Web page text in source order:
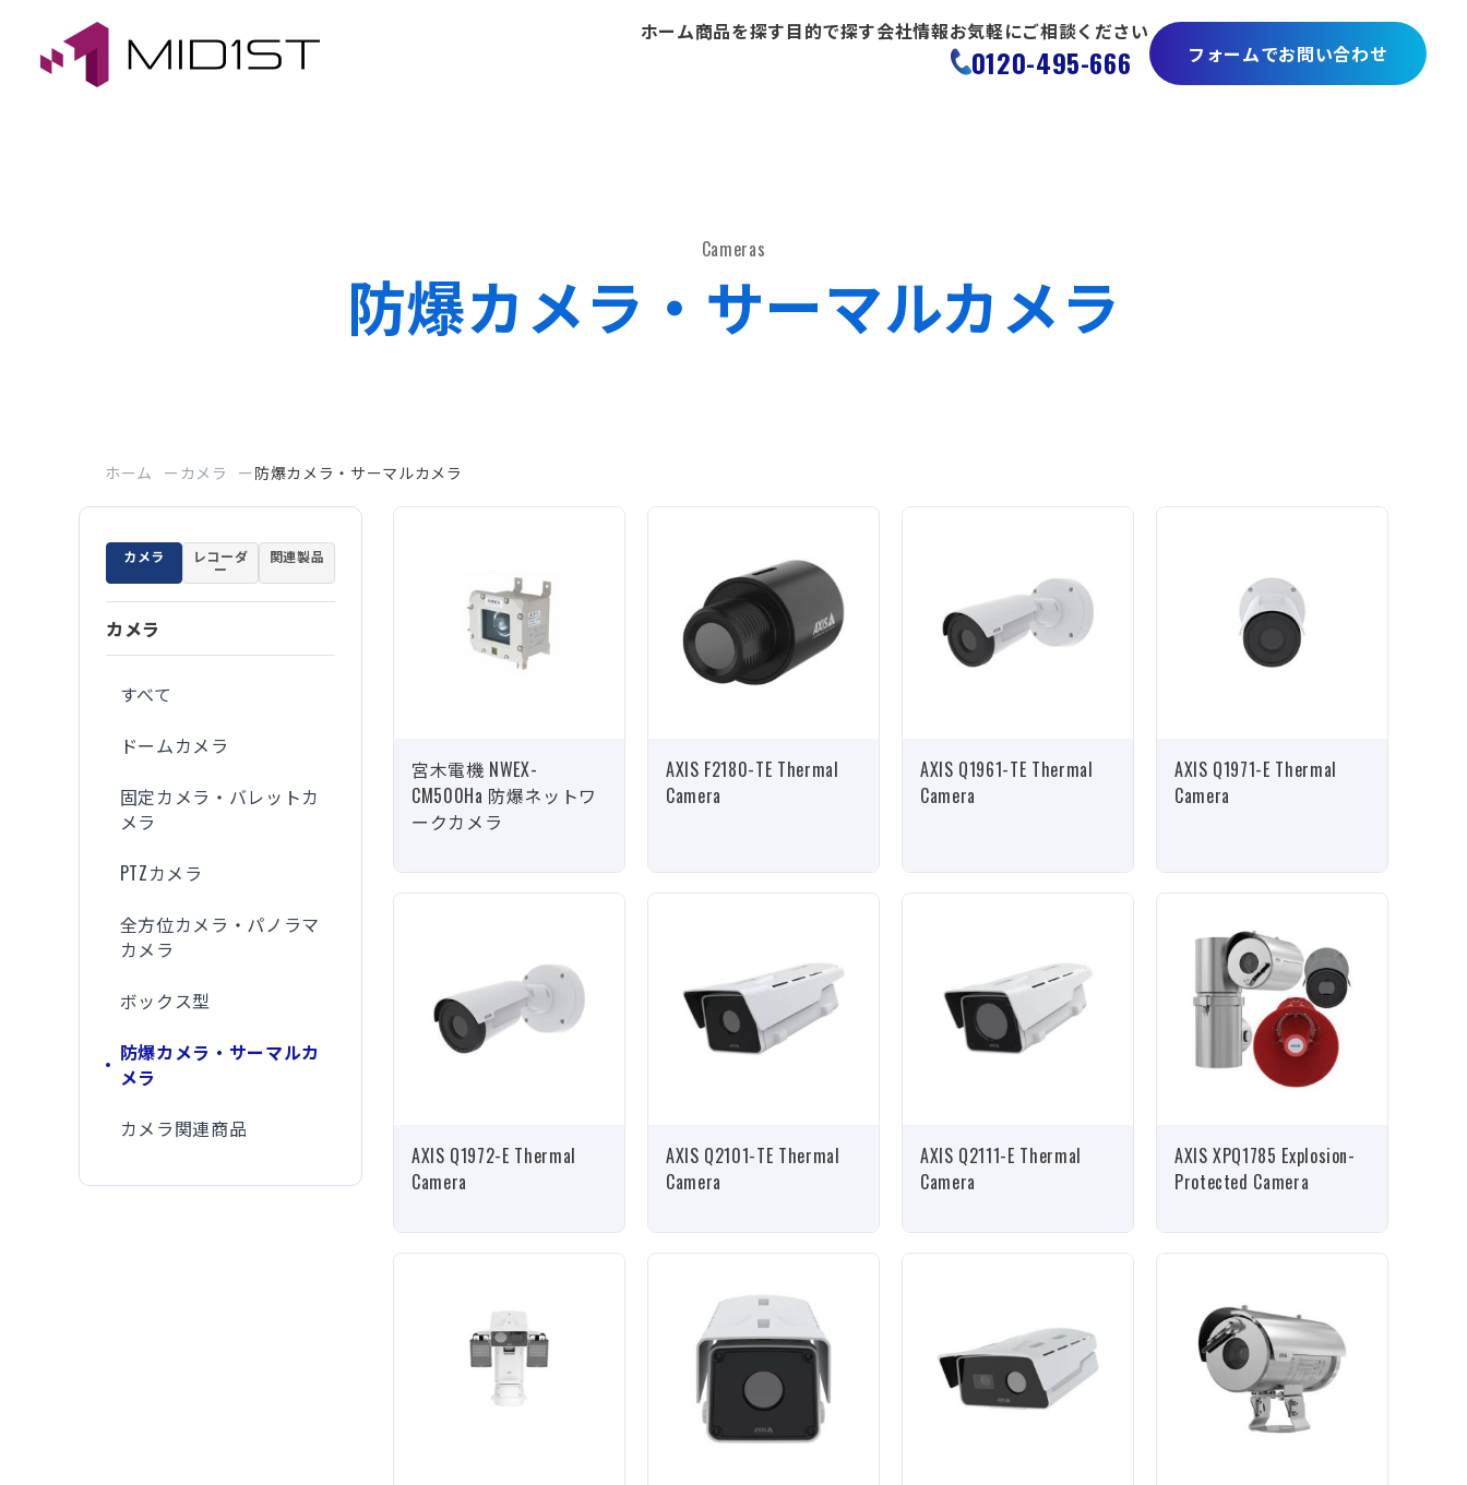
ホーム商品を探す目的で探す会社情報お気軽にご相談ください
0120-495-666 フォームでお問い合わせ
Cameras
防爆カメラ・サーマルカメラ
ホーム カメラ 防爆カメラ・サーマルカメラ
カメラ レコーダ
ー
関連製品
カメラ
すべて
ドームカメラ
固定カメラ・バレットカ
メラ
PTZカメラ
全方位カメラ・パノラマ
カメラ
ボックス型
防爆カメラ・サーマルカ
メラ
カメラ関連商品
宮木電機 NWEX-
CM500Ha 防爆ネットワ
ークカメラ
AXIS F2180-TE Thermal
Camera
AXIS Q1961-TE Thermal
Camera
AXIS Q1971-E Thermal
Camera
AXIS Q1972-E Thermal
Camera
AXIS Q2101-TE Thermal
Camera
AXIS Q2111-E Thermal
Camera
AXIS XPQ1785 Explosion-
Protected Camera